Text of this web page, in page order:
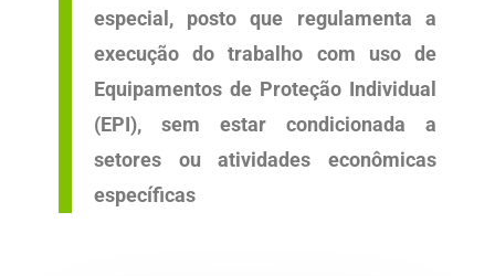
especial, posto que regulamenta a
execução do trabalho com uso de
Equipamentos de Proteção Individual
(EPI), sem estar condicionada a
setores ou atividades econômicas
específicas